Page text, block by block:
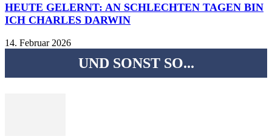
HEUTE GELERNT: AN SCHLECHTEN TAGEN BIN
ICH CHARLES DARWIN
14. Februar 2026
UND SONST SO...